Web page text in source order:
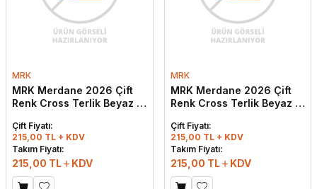
MRK
MRK Merdane 2026 Çift
Renk Cross Terlik Beyaz -
Çift Fiyatı:
215,00 TL + KDV
Takım Fiyatı:
215,00 TL KDV
MRK
MRK Merdane 2026 Çift
Renk Cross Terlik Beyaz -
Çift Fiyatı:
215,00 TL + KDV
Takım Fiyatı:
215,00 TL KDV